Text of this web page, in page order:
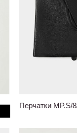
Перчатки MP.S/